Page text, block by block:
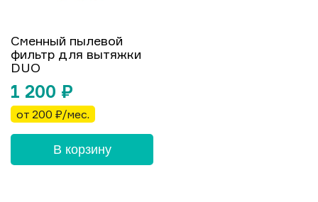
Сменный пылевой
фильтр для вытяжки
DUO
1 200 ₽
от 200 ₽/мес.
В корзину